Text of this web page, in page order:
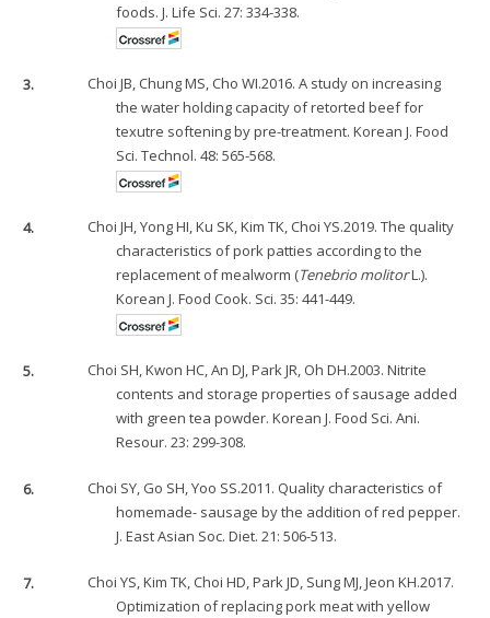
foods. J. Life Sci. 27: 334-338.
3.
Choi JB, Chung MS, Cho WI.2016. A study on increasing
the water holding capacity of retorted beef for
texutre softening by pre-treatment. Korean J. Food
Sci. Technol. 48: 565-568.
4.
Choi JH, Yong HI, Ku SK, Kim TK, Choi YS.2019. The quality
characteristics of pork patties according to the
replacement of mealworm (Tenebrio molitorL.).
Korean J. Food Cook. Sci. 35: 441-449.
5.
Choi SH, Kwon HC, An DJ, Park JR, Oh DH.2003. Nitrite
contents and storage properties of sausage added
with green tea powder. Korean J. Food Sci. Ani.
Resour. 23: 299-308.
6.
Choi SY, Go SH, Yoo SS.2011. Quality characteristics of
homemade- sausage by the addition of red pepper.
J. East Asian Soc. Diet. 21: 506-513.
7.
Choi YS, Kim TK, Choi HD, Park JD, Sung MJ, Jeon KH.2017.
Optimization of replacing pork meat with yellow